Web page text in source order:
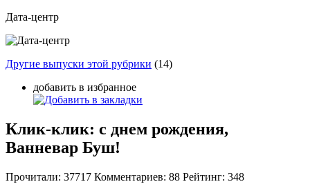
Дата-центр
Другие выпуски этой рубрики (14)
добавить в избранное
Клик-клик: с днем рождения,
Ванневар Буш!
Прочитали: 37717 Комментариев: 88 Рейтинг: 348